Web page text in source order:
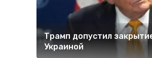
Трамп допустил
Украиной